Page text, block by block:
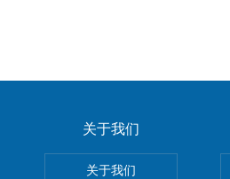
关于我们
关于我们